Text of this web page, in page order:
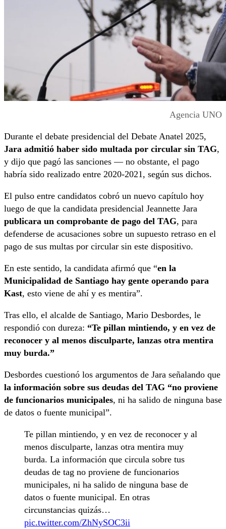
Agencia UNO
Durante el debate presidencial del Debate Anatel 2025,
Jara admitió haber sido multada por circular sin TAG,
y dijo que pagó las sanciones — no obstante, el pago
habría sido realizado entre 2020‑2021, según sus dichos.
El pulso entre candidatos cobró un nuevo capítulo hoy
luego de que la candidata presidencial Jeannette Jara
publicara un comprobante de pago del TAG, para
defenderse de acusaciones sobre un supuesto retraso en el
pago de sus multas por circular sin este dispositivo.
En este sentido, la candidata afirmó que “en la
Municipalidad de Santiago hay gente operando para
Kast, esto viene de ahí y es mentira”.
Tras ello, el alcalde de Santiago, Mario Desbordes, le
respondió con dureza: “Te pillan mintiendo, y en vez de
reconocer y al menos disculparte, lanzas otra mentira
muy burda.”
Desbordes cuestionó los argumentos de Jara señalando que
la información sobre sus deudas del TAG “no proviene
de funcionarios municipales, ni ha salido de ninguna base
de datos o fuente municipal”.
Te pillan mintiendo, y en vez de reconocer y al
menos disculparte, lanzas otra mentira muy
burda. La información que circula sobre tus
deudas de tag no proviene de funcionarios
municipales, ni ha salido de ninguna base de
datos o fuente municipal. En otras
circunstancias quizás…
pic.twitter.com/ZhNySOC3ii